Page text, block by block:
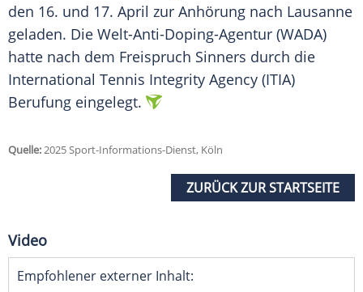
den 16. und 17. April zur Anhörung nach Lausanne
geladen. Die Welt-Anti-Doping-Agentur (WADA)
hatte nach dem Freispruch Sinners durch die
International Tennis Integrity Agency (ITIA)
Berufung eingelegt.
Quelle:2025 Sport-Informations-Dienst, Köln
ZURÜCK ZUR STARTSEITE
Video
Empfohlener externer Inhalt: